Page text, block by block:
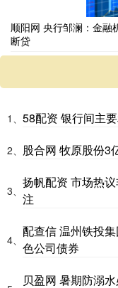
顺阳网 央行邹澜：金融
断贷
1、 58配资 银行间主
2、 股合网 牧原股份3
3、
扬帆配资 市场热
注
4、
配查信 温州铁投
色公司债券
贝盈网 暑期防溺